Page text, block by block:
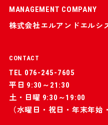
MANAGEMENT COMPANY
株式会社エルアンドエルシ
CONTACT
TEL 076-245-7605
平日 9:30～21:30
土・日曜 9:30～19:00
（水曜日・祝日・年末年始